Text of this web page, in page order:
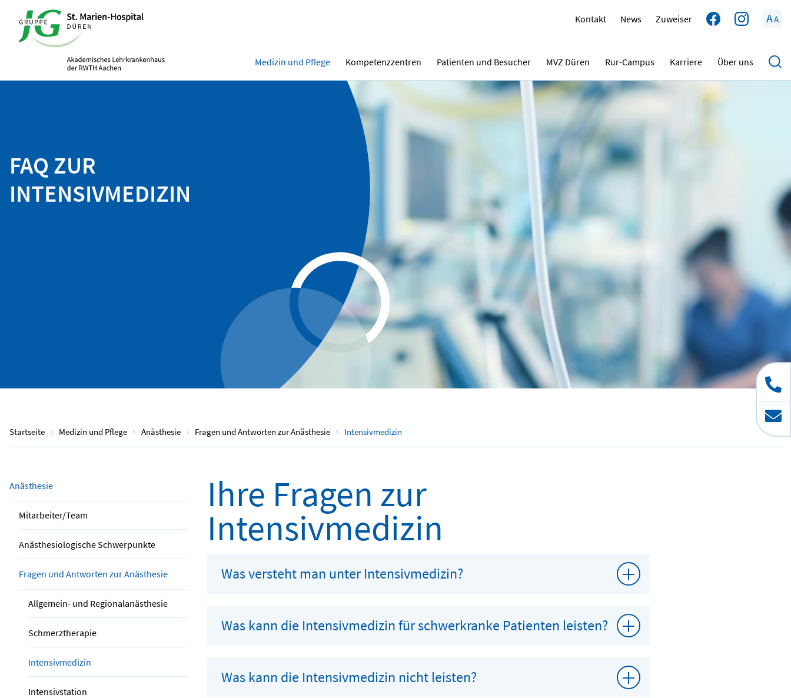
Kontakt News Zuweiser AA
Medizin und Pflege Kompetenzzentren Patienten und Besucher MVZ Düren Rur-Campus Karriere Über uns
FAQ ZUR
INTENSIVMEDIZIN
Startseite Medizin und Pflege Anästhesie Fragen und Antworten zur Anästhesie Intensivmedizin
Anästhesie
Mitarbeiter/Team
Anästhesiologische Schwerpunkte
Fragen und Antworten zur Anästhesie
Allgemein- und Regionalanästhesie
Schmerztherapie
Intensivmedizin
Intensivstation
Ihre Fragen zur
Intensivmedizin
Was versteht man unter Intensivmedizin?
Was kann die Intensivmedizin für schwerkranke Patienten leisten?
Was kann die Intensivmedizin nicht leisten?